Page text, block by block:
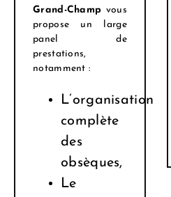
Grand-Champ vous
propose un large
panel de
prestations,
notamment :
L’organisation
complète
des
obsèques,
Le